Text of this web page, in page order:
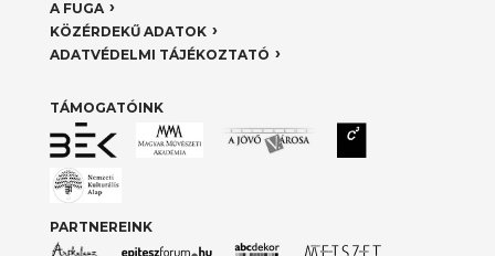
A FUGA
KÖZÉRDEKŰ ADATOK
ADATVÉDELMI TÁJÉKOZTATÓ
TÁMOGATÓINK
PARTNEREINK